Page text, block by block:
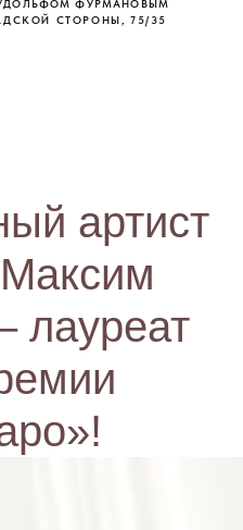
ФУРМАНОВЫМ
СТОРОНЫ, 75/35
артист
лауреат